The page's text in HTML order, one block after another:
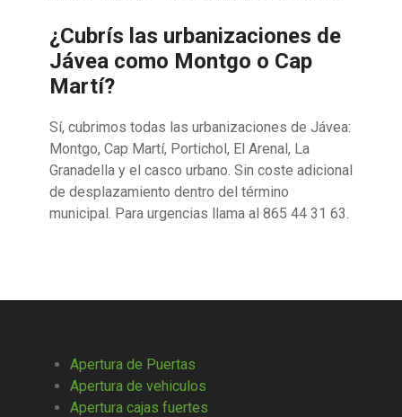
¿Cubrís las urbanizaciones de
Jávea como Montgo o Cap
Martí?
Sí, cubrimos todas las urbanizaciones de Jávea:
Montgo, Cap Martí, Portichol, El Arenal, La
Granadella y el casco urbano. Sin coste adicional
de desplazamiento dentro del término
municipal. Para urgencias llama al 865 44 31 63.
Apertura de Puertas
Apertura de vehiculos
Apertura cajas fuertes